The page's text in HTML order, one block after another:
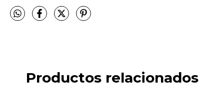
Productos relacionados